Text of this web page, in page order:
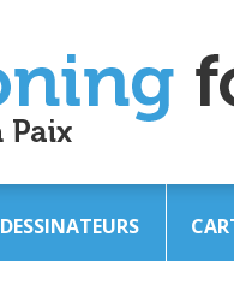
DESSINATEURS